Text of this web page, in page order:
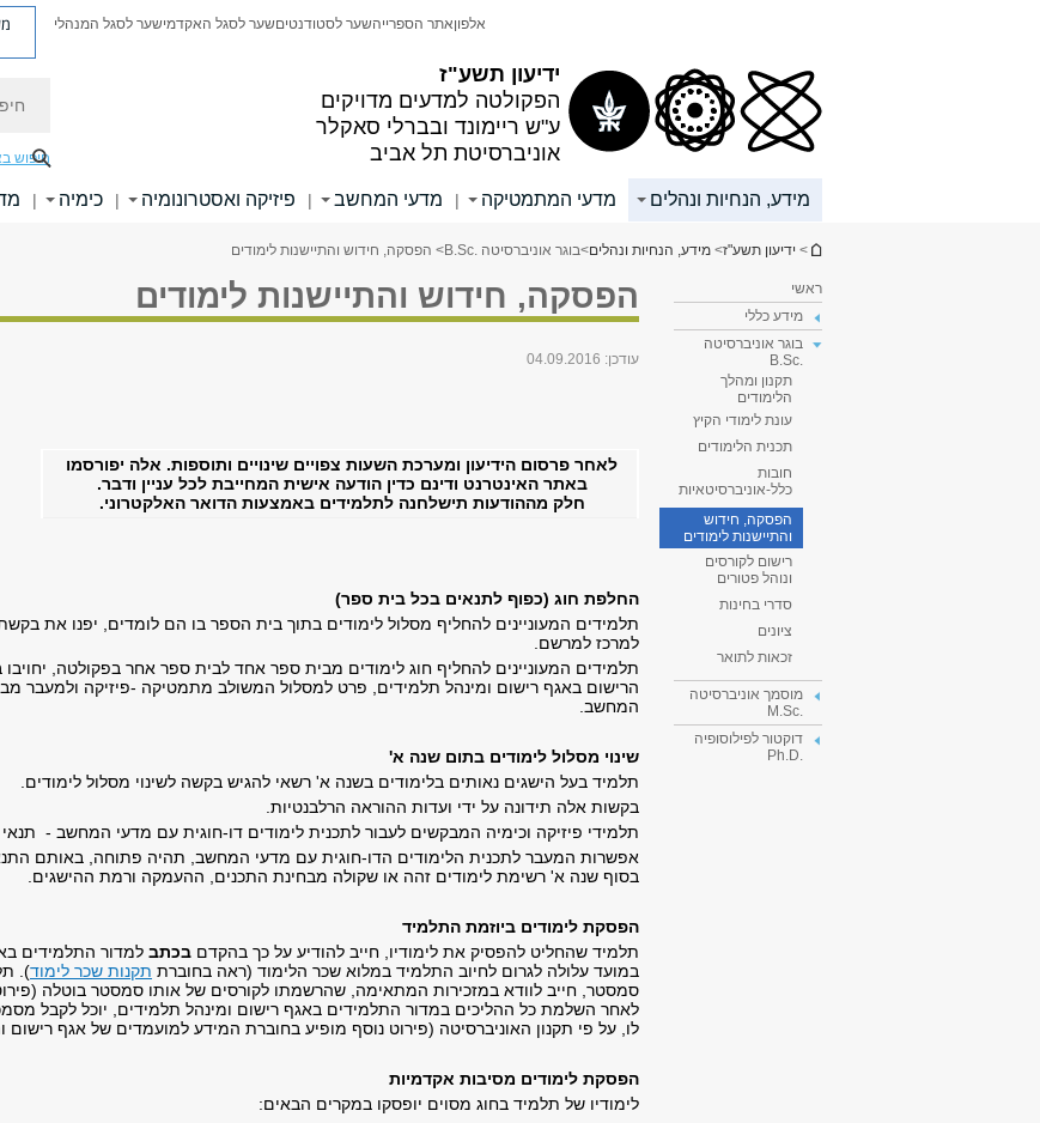
ידיעון תשע"ז
הפקולטה למדעים מדויקים
ע"ש ריימונד ובברלי סאקלר
אוניברסיטת תל אביב
אלפוןאתר הספרייהשער לסטודנטיםשער לסגל האקדמישער לסגל המנהלי
חיפוש
מידע, הנחיות ונהלים מדעי המתמטיקה | מדעי המחשב | פיזיקה ואסטרונומיה | כימיה |
הינך נמצא כאן
> ידיעון תשע"ז> מידע, הנחיות ונהלים>בוגר אוניברסיטה .B.Sc > הפסקה, חידוש והתיישנות לימודים
ראשי
מידע כללי
בוגר אוניברסיטה
.B.Sc
תקנון ומהלך
הלימודים
עונת לימודי הקיץ
תכנית הלימודים
חובות
כלל-אוניברסיטאיות
הפסקה, חידוש
והתיישנות לימודים
רישום לקורסים
ונוהל פטורים
סדרי בחינות
ציונים
זכאות לתואר
מוסמך אוניברסיטה
.M.Sc
דוקטור לפילוסופיה
.Ph.D
הפסקה, חידוש והתיישנות לימודים
עודכן: 04.09.2016
לאחר פרסום הידיעון ומערכת השעות צפויים שינויים ותוספות. אלה יפורסמו
באתר האינטרנט ודינם כדין הודעה אישית המחייבת לכל עניין ודבר.
חלק מההודעות תישלחנה לתלמידים באמצעות הדואר האלקטרוני.
החלפת חוג (כפוף לתנאים בכל בית ספר)
תלמידים המעוניינים להחליף מסלול לימודים בתוך בית הספר בו הם לומדים, יפנו את
למרכז למרשם.
תלמידים המעוניינים להחליף חוג לימודים מבית ספר אחד לבית ספר אחר בפקולטה,
הרישום באגף רישום ומינהל תלמידים, פרט למסלול המשולב מתמטיקה -פיזיקה ולמעבר
המחשב.
שינוי מסלול לימודים בתום שנה א'
תלמיד בעל הישגים נאותים בלימודים בשנה א' רשאי להגיש בקשה לשינוי מסלול לימודים.
בקשות אלה תידונה על ידי ועדות ההוראה הרלבנטיות.
תלמידי פיזיקה וכימיה המבקשים לעבור לתכנית לימודים דו-חוגית עם מדעי המחשב -
אפשרות המעבר לתכנית הלימודים הדו-חוגית עם מדעי המחשב, תהיה פתוחה, באותם
בסוף שנה א' רשימת לימודים זהה או שקולה מבחינת התכנים, ההעמקה ורמת ההישגים.
הפסקת לימודים ביוזמת התלמיד
תלמיד שהחליט להפסיק את לימודיו, חייב להודיע על כך בהקדם בכתב למדור התלמידים
במועד עלולה לגרום לחיוב התלמיד במלוא שכר הלימוד (ראה בחוברת תקנות שכר לימוד).
סמסטר, חייב לוודא במזכירות המתאימה, שהרשמתו לקורסים של אותו סמסטר בוטלה
לאחר השלמת כל ההליכים במדור התלמידים באגף רישום ומינהל תלמידים, יוכל לקבל
לו, על פי תקנון האוניברסיטה (פירוט נוסף מופיע בחוברת המידע למועמדים של אגף רישום
הפסקת לימודים מסיבות אקדמיות
לימודיו של תלמיד בחוג מסוים יופסקו במקרים הבאים: